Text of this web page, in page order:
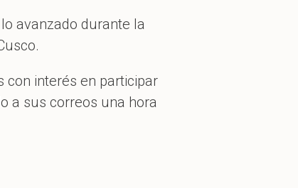
avanzado durante la
con interés en participar
a sus correos una hora